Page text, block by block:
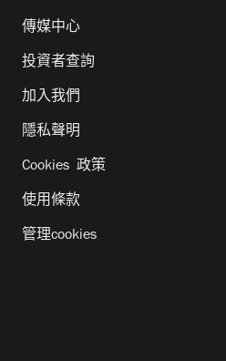
傳媒中心
投資者查詢
加入我們
隱私聲明
Cookies 政策
使用條款
管理cookies